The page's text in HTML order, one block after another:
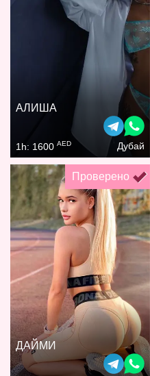
АЛИША
1h: 1600 AED Дубай
Проверено
ДАЙМИ